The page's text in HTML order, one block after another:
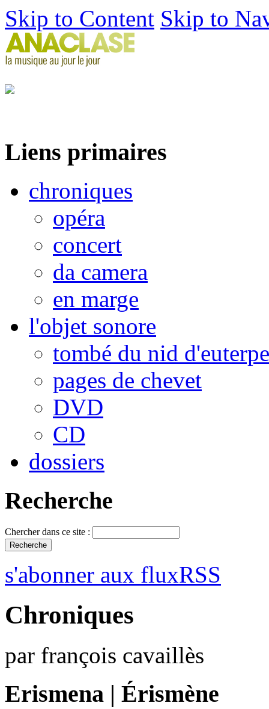
Skip to Content Skip to
Liens primaires
chroniques
opéra
concert
da camera
en marge
l'objet sonore
tombé du nid d'euterpe
pages de chevet
DVD
CD
dossiers
Recherche
Chercher dans ce site :
s'abonner aux fluxRSS
Chroniques
par françois cavaillès
Erismena | Érismène